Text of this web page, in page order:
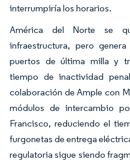
interrumpiría los horarios.
América del Norte se
infraestructura, pero
puertos de última milla y
tiempo de inactividad
colaboración de Ample con
módulos de intercambio
Francisco, reduciendo el
furgonetas de entrega
regulatoria sigue siendo